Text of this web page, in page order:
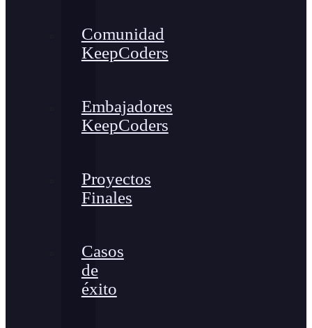
Comunidad
KeepCoders
Embajadores
KeepCoders
Proyectos
Finales
Casos
de
éxito